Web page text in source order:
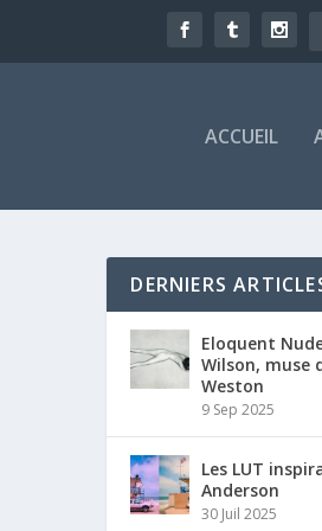
ACCUEIL
DERNIERS
Eloquent
Wilson, muse
Weston
9 Sep 2025
Les LUT
Anderson
30 Juil 2025